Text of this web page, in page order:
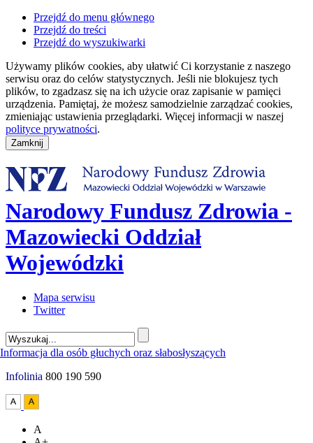
Przejdź do menu głównego
Przejdź do treści
Przejdź do wyszukiwarki
Używamy plików cookies, aby ułatwić Ci korzystanie z naszego
serwisu oraz do celów statystycznych. Jeśli nie blokujesz tych
plików, to zgadzasz się na ich użycie oraz zapisanie w pamięci
urządzenia. Pamiętaj, że możesz samodzielnie zarządzać cookies,
zmieniając ustawienia przeglądarki. Więcej informacji w naszej
polityce prywatności.
Narodowy Fundusz Zdrowia -
Mazowiecki Oddział
Wojewódzki
Mapa serwisu
Twitter
Infolinia 800 190 590
A